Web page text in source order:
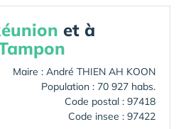
et à
Maire : André THIEN AH KOON
Population : 70 927 habs.
Code postal : 97418
Code insee : 97422